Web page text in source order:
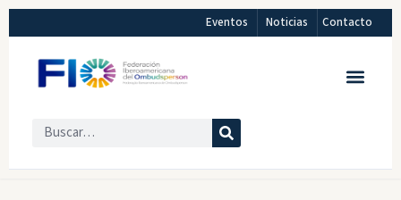
Eventos Noticias Contacto